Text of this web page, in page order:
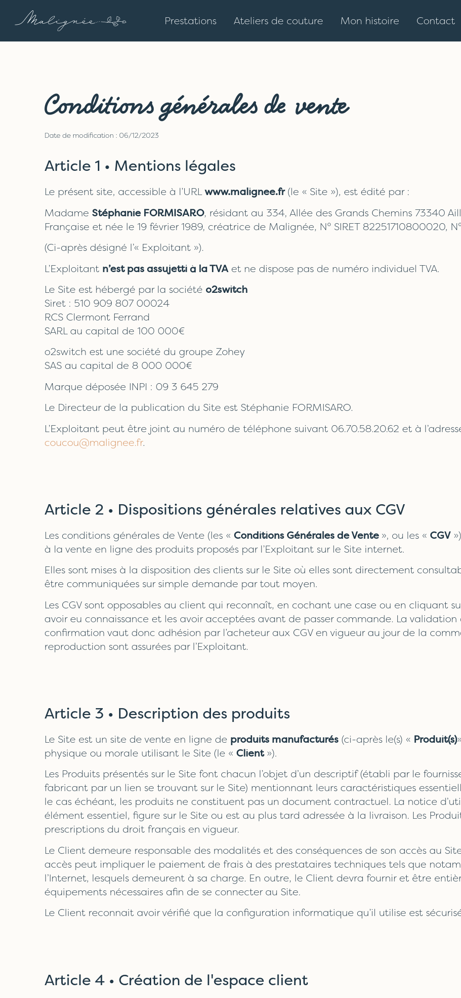
Prestations Ateliers de couture Mon histoire Contact
Conditions générales de vente
Date de modification : 06/12/2023
Article 1 • Mentions légales
Le présent site, accessible à l’URLwww.malignee.fr(le « Site »), est édité par :
Madame Stéphanie FORMISARO, résidant au 334, Allée des Grands Chemins 73340
Française et née le 19 février 1989, créatrice de Malignée, N° SIRET 82251710800020,
(Ci-après désigné l’« Exploitant »).
L’Exploitant n’est pas assujetti à la TVAet ne dispose pas de numéro individuel TVA.
Le Site est hébergé par la société o2switch
Siret : 510 909 807 00024
RCS Clermont Ferrand
SARL au capital de 100 000€
o2switch est une société du groupe Zohey
SAS au capital de 8 000 000€
Marque déposée INPI : 09 3 645 279
Le Directeur de la publication du Site est Stéphanie FORMISARO.
L’Exploitant peut être joint au numéro de téléphone suivant 06.70.58.20.62 et à
coucou@malignee.fr.
Article 2 • Dispositions générales relatives aux CGV
Les conditions générales de Vente (les « Conditions Générales de Vente », ou les « CGV
à la vente en ligne des produits proposés par l’Exploitant sur le Site internet.
Elles sont mises à la disposition des clients sur le Site où elles sont directement
être communiquées sur simple demande par tout moyen.
Les CGV sont opposables au client qui reconnaît, en cochant une case ou en cliquant
avoir eu connaissance et les avoir acceptées avant de passer commande. La
confirmation vaut donc adhésion par l’acheteur aux CGV en vigueur au jour de la
reproduction sont assurées par l’Exploitant.
Article 3 • Description des produits
Le Site est un site de vente en ligne de produits manufacturés (ci-après le(s) « Produit(s)
physique ou morale utilisant le Site (le « Client»).
Les Produits présentés sur le Site font chacun l’objet d’un descriptif (établi par le
fabricant par un lien se trouvant sur le Site) mentionnant leurs caractéristiques
le cas échéant, les produits ne constituent pas un document contractuel. La notice
élément essentiel, figure sur le Site ou est au plus tard adressée à la livraison. Les
prescriptions du droit français en vigueur.
Le Client demeure responsable des modalités et des conséquences de son accès au
accès peut impliquer le paiement de frais à des prestataires techniques tels que
l’Internet, lesquels demeurent à sa charge. En outre, le Client devra fournir et être
équipements nécessaires afin de se connecter au Site.
Le Client reconnait avoir vérifié que la configuration informatique qu’il utilise est
Article 4 • Création de l'espace client